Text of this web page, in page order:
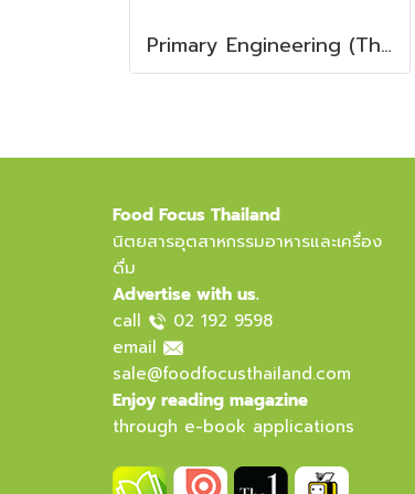
Primary Engineering (Thailand) Ltd.
Food Focus Thailand
นิตยสารอุตสาหกรรมอาหารและเครื่อง
ดื่ม
Advertise with us.
call
02 192 9598
email
sale@foodfocusthailand.com
Enjoy reading magazine
through e-book applications